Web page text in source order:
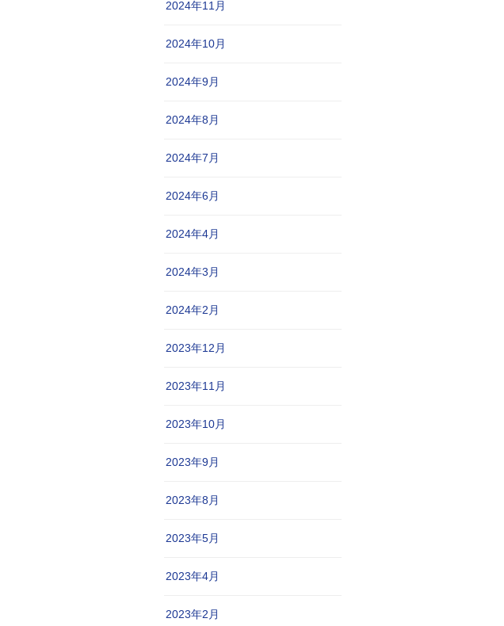
2024年11月
2024年10月
2024年9月
2024年8月
2024年7月
2024年6月
2024年4月
2024年3月
2024年2月
2023年12月
2023年11月
2023年10月
2023年9月
2023年8月
2023年5月
2023年4月
2023年2月